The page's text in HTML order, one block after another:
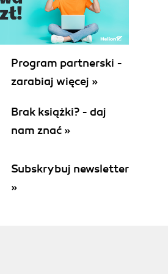
Browse Mode Error
Messages
No records present
Typing in a record
Your Database
Navigating Record by Record
Records
Performing a find
Understanding Find Mode Error
Messages
Records
Program partnerski -
zarabiaj więcej »
Brak książki? - daj
nam znać »
Subskrybuj newsletter
»